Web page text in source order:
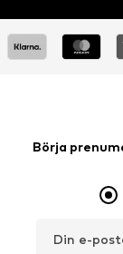
Börja
Din e-